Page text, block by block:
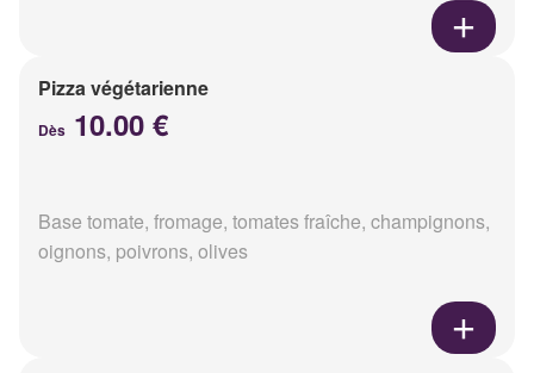
Pizza végétarienne
Dès 10.00 €
Base tomate, fromage, tomates fraîche, champignons,
oignons, poivrons, olives